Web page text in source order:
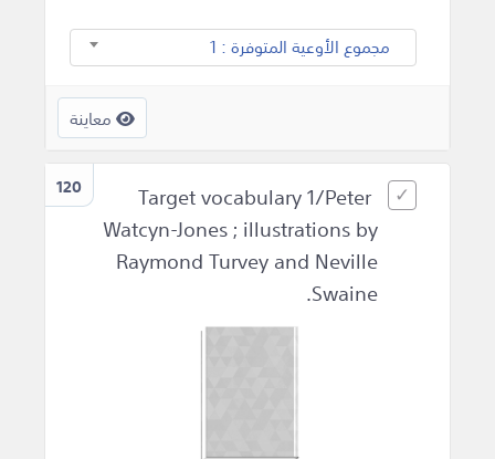
مجموع الأوعية المتوفرة : 1
معاينة
120
Target vocabulary 1/Peter
Watcyn-Jones ; illustrations by
Raymond Turvey and Neville
Swaine.